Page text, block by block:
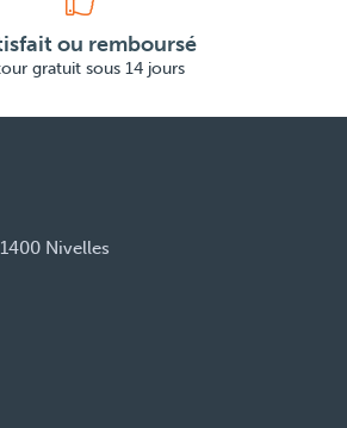
ou remboursé
gratuit sous 14 jours
Nivelles